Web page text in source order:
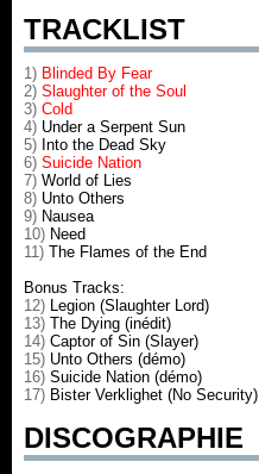
TRACKLIST
1) Blinded By Fear
2) Slaughter of the Soul
3) Cold
4) Under a Serpent Sun
5) Into the Dead Sky
6) Suicide Nation
7) World of Lies
8) Unto Others
9) Nausea
10) Need
11) The Flames of the End
Bonus Tracks:
12) Legion (Slaughter Lord)
13) The Dying (inédit)
14) Captor of Sin (Slayer)
15) Unto Others (démo)
16) Suicide Nation (démo)
17) Bister Verklighet (No Security)
DISCOGRAPHIE